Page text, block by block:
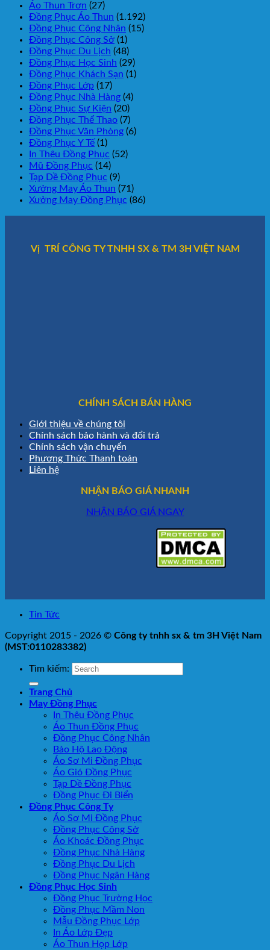
Áo Thun Trơn (27)
Đồng Phục Áo Thun (1.192)
Đồng Phục Công Nhân (15)
Đồng Phục Công Sở (1)
Đồng Phục Du Lịch (48)
Đồng Phục Học Sinh (29)
Đồng Phục Khách Sạn (1)
Đồng Phục Lớp (17)
Đồng Phục Nhà Hàng (4)
Đồng Phục Sự Kiện (20)
Đồng Phục Thể Thao (7)
Đồng Phục Văn Phòng (6)
Đồng Phục Y Tế (1)
In Thêu Đồng Phục (52)
Mũ Đồng Phục (14)
Tạp Dề Đồng Phục (9)
Xưởng May Áo Thun (71)
Xưởng May Đồng Phục (86)
Vị TRÍ CÔNG TY TNHH SX & TM 3H VIỆT NAM
CHÍNH SÁCH BÁN HÀNG
Giới thiệu về chúng tôi
Chính sách bảo hành và đổi trả
Chính sách vận chuyển
Phương Thức Thanh toán
Liên hệ
NHẬN BÁO GIÁ NHANH
NHẬN BÁO GIÁ NGAY
Tin Tức
Copyright 2015 - 2026 © Công ty tnhh sx & tm 3H Việt Nam
(MST:0110283382)
Tìm kiếm:
Trang Chủ
May Đồng Phục
In Thêu Đồng Phục
Áo Thun Đồng Phục
Đồng Phục Công Nhân
Bảo Hộ Lao Động
Áo Sơ Mi Đồng Phục
Áo Gió Đồng Phục
Tạp Dề Đồng Phục
Đồng Phục Đi Biển
Đồng Phục Công Ty
Áo Sơ Mi Đồng Phục
Đồng Phục Công Sở
Áo Khoác Đồng Phục
Đồng Phục Nhà Hàng
Đồng Phục Du Lịch
Đồng Phục Ngân Hàng
Đồng Phục Học Sinh
Đồng Phục Trường Học
Đồng Phục Mầm Non
Mẫu Đồng Phục Lớp
In Áo Lớp Đẹp
Áo Thun Họp Lớp